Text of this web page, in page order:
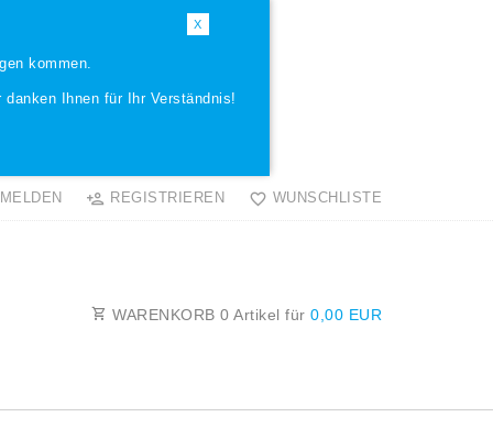
X
kommen.
Ihnen für Ihr Verständnis!
REGISTRIEREN WUNSCHLISTE
WARENKORB 0 Artikel für 0,00 EUR